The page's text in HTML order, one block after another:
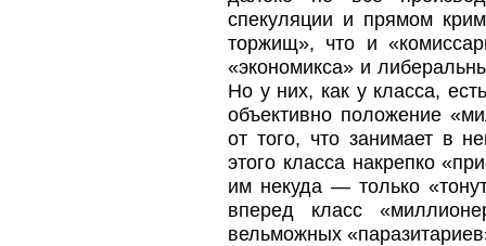
спекуляции и прямом
торжищ», что и
«экономикса» и
Но у них, как у класса,
объективно положение
от того, что занимает в
этого класса накрепко
им некуда — только
вперед класс
вельможных